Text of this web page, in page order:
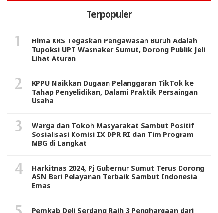
Terpopuler
Hima KRS Tegaskan Pengawasan Buruh Adalah
Tupoksi UPT Wasnaker Sumut, Dorong Publik Jeli
Lihat Aturan
KPPU Naikkan Dugaan Pelanggaran TikTok ke
Tahap Penyelidikan, Dalami Praktik Persaingan
Usaha
Warga dan Tokoh Masyarakat Sambut Positif
Sosialisasi Komisi IX DPR RI dan Tim Program
MBG di Langkat
Harkitnas 2024, Pj Gubernur Sumut Terus Dorong
ASN Beri Pelayanan Terbaik Sambut Indonesia
Emas
Pemkab Deli Serdang Raih 3 Penghargaan dari